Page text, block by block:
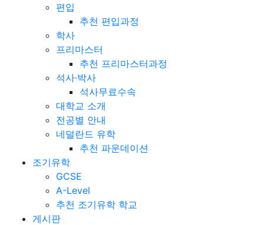
편입
추천 편입과정
학사
프리마스터
추천 프리마스터과정
석사·박사
석사무료수속
대학교 소개
전공별 안내
네덜란드 유학
추천 파운데이션
조기유학
GCSE
A-Level
추천 조기유학 학교
게시판